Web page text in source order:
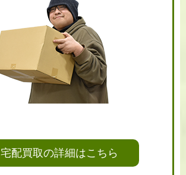
宅配買取の詳細はこちら